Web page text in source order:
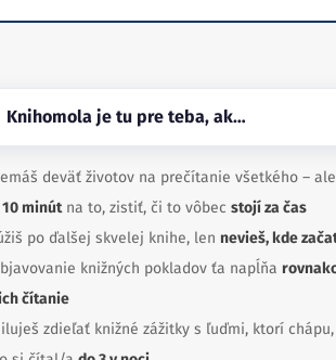
Knihomola je tu pre teba, ak…
deväť životov na prečítanie všetkého – ale
10 minútna to, zistiť, či to vôbec stojí za čas
po ďalšej skvelej knihe, len nevieš, kde
knižných pokladov ťa napĺňa
čítanie
zdieľať knižné zážitky s ľuďmi, ktorí chápu,